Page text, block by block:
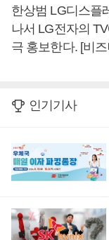
한상범 LG디스플
나서 LG전자의
극 홍보한다. [비
인기기사